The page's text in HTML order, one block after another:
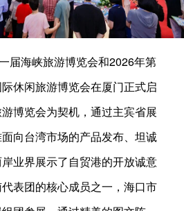
届海峡旅游博览会和2026年第
休闲旅游博览会在厦门正式启
博览会为契机，通过主宾省展
向台湾市场的产品发布、坦诚
业界展示了自贸港的开放诚意
表团的核心成员之一，海口市